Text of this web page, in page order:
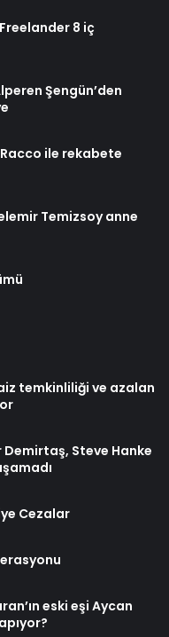
8 iç
Şengün’den
ile rekabete
Temizsoy anne
temkinliliği ve azalan
Demirtaş, Steve Hanke
Cezalar
eski eşi Aycan